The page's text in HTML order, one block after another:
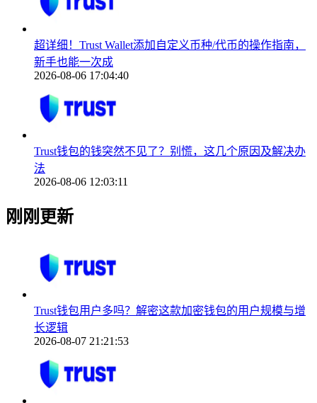
超详细！Trust Wallet添加自定义币种/代币的操作指南，
新手也能一次成
2026-08-06 17:04:40
Trust钱包的钱突然不见了？别慌，这几个原因及解决办
法
2026-08-06 12:03:11
刚刚更新
Trust钱包用户多吗？解密这款加密钱包的用户规模与增
长逻辑
2026-08-07 21:21:53